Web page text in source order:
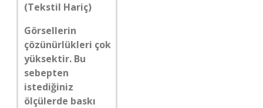
(Tekstil Hariç)
Görsellerin
çözünürlükleri çok
yüksektir. Bu
sebepten
istediğiniz
ölçülerde baskı